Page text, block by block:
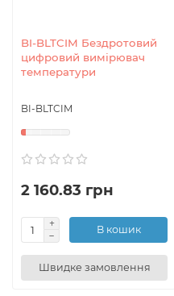
BI-BLTCIM Бездротовий
цифровий вимірювач
температури
BI-BLTCIM
2 160.83 грн
В кошик
Швидке замовлення